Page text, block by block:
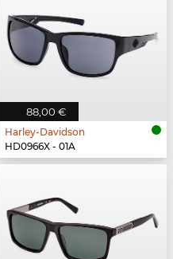
88,00 €
Harley-Davidson
HD0966X - 01A